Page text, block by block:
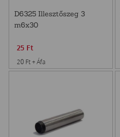
D6325 Illesztőszeg 3
m6x30
25 Ft
20 Ft + Áfa